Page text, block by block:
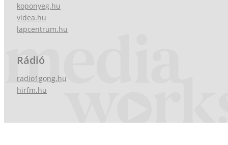
koponyeg.hu
videa.hu
lapcentrum.hu
Rádió
radio1gong.hu
hirfm.hu